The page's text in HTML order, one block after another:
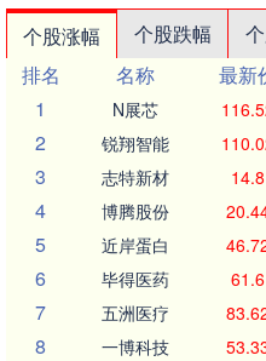
个股涨幅 个股跌幅
排名
名称 最新
1
N展芯
2 锐翔智能
3 志特新材 14.8
4 博腾股份
5 近岸蛋白
6 毕得医药 61.6
7 五洲医疗
8 一博科技